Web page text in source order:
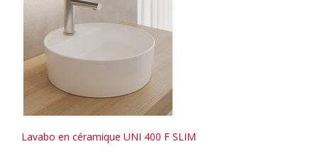
Lavabo en céramique UNI 400 F SLIM